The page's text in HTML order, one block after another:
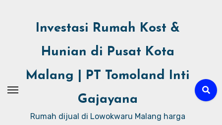
Investasi Rumah Kost &
Hunian di Pusat Kota
Malang | PT Tomoland Inti
Gajayana
Rumah dijual di Lowokwaru Malang harga